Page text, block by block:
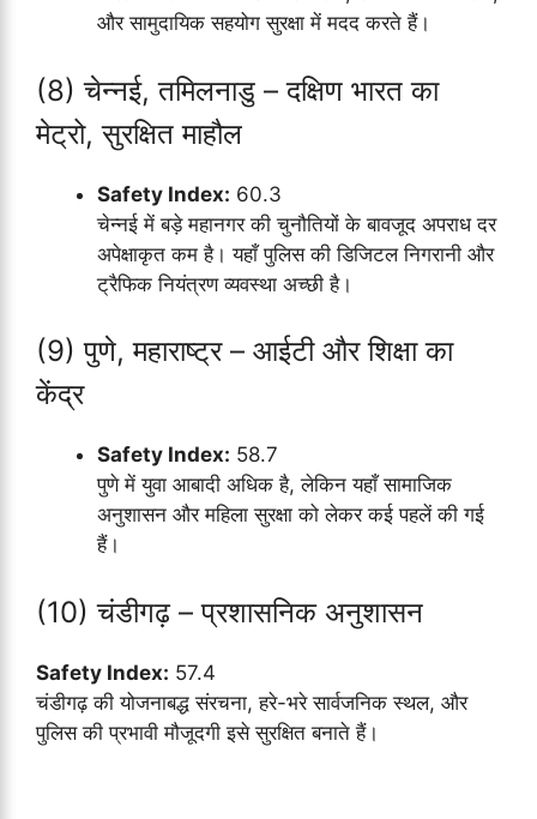
और सामुदायिक सहयोग सुरक्षा में मदद करते हैं।
(8) चेन्नई, तमिलनाडु – दक्षिण भारत का
मेट्रो, सुरक्षित माहौल
Safety Index: 60.3
चेन्नई में बड़े महानगर की चुनौतियों के बावजूद अपराध दर
अपेक्षाकृत कम है। यहाँ पुलिस की डिजिटल निगरानी और
ट्रैफिक नियंत्रण व्यवस्था अच्छी है।
(9) पुणे, महाराष्ट्र – आईटी और शिक्षा का
केंद्र
Safety Index: 58.7
पुणे में युवा आबादी अधिक है, लेकिन यहाँ सामाजिक
अनुशासन और महिला सुरक्षा को लेकर कई पहलें की गई
हैं।
(10) चंडीगढ़ – प्रशासनिक अनुशासन
Safety Index: 57.4
चंडीगढ़ की योजनाबद्ध संरचना, हरे-भरे सार्वजनिक स्थल, और
पुलिस की प्रभावी मौजूदगी इसे सुरक्षित बनाते हैं।